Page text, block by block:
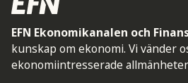
EFN Ekonomikanalen och
kunskap om ekonomi. Vi vänder
ekonomiintresserade